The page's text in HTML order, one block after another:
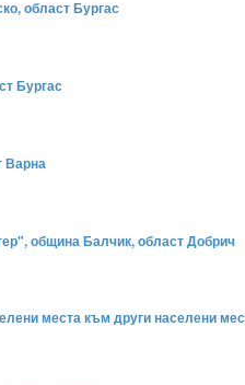
област Бургас
Бургас
Варна
община Балчик, област Добрич
места към други населени